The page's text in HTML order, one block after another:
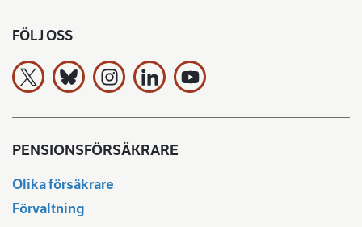
FÖLJ OSS
Arbetspensionsförsäkrarna TELA rf på X
Arbetspensionsförsäkrarna TELA rf Bluesky:ssa
Arbetspensionsförsäkrarna TELA rf på
Arbetspensionsförsäkrarna TELA
Arbetspensionsförsäkrarna
PENSIONSFÖRSÄKRARE
Olika försäkrare
Förvaltning